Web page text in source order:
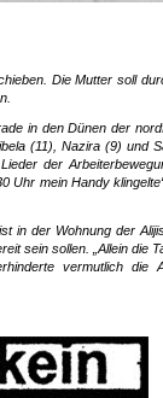
Die Mutter soll
in den Dünen der
(11), Nazira (9) und
der
Uhr mein Handy
in der Wohnung der
sein sollen. „Allein die
vermutlich die